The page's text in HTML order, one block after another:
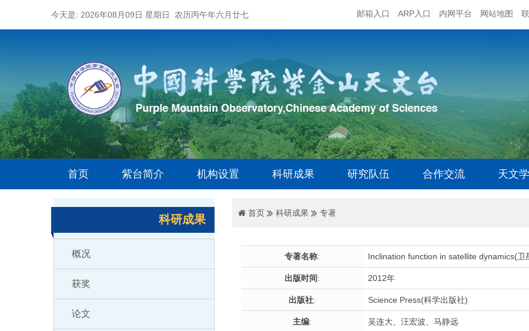
今天是: 2026年08月09日 星期日 农历丙午年六月廿七 邮箱入口 ARP入口 内网平台 网站地图
首页 紫台简介 机构设置 科研成果 研究队伍 合作交流 天文
科研成果
概况
获奖
论文
首页 科研成果 专著
专著名称: Inclination function in satellite dynamics(卫
出版时间: 2012年
出版社: Science Press(科学出版社)
主编: 吴连大、汪宏波、马静远